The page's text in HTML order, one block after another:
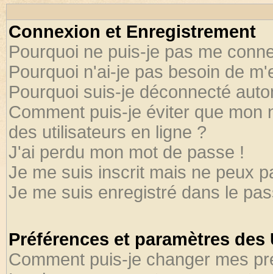
Connexion et Enregistrement
Pourquoi ne puis-je pas me
Pourquoi n'ai-je pas besoin de
Pourquoi suis-je déconnecté
Comment puis-je éviter que mon
des utilisateurs en ligne ?
J'ai perdu mon mot de passe !
Je me suis inscrit mais ne peux
Je me suis enregistré dans le
Préférences et paramètres
Comment puis-je changer mes